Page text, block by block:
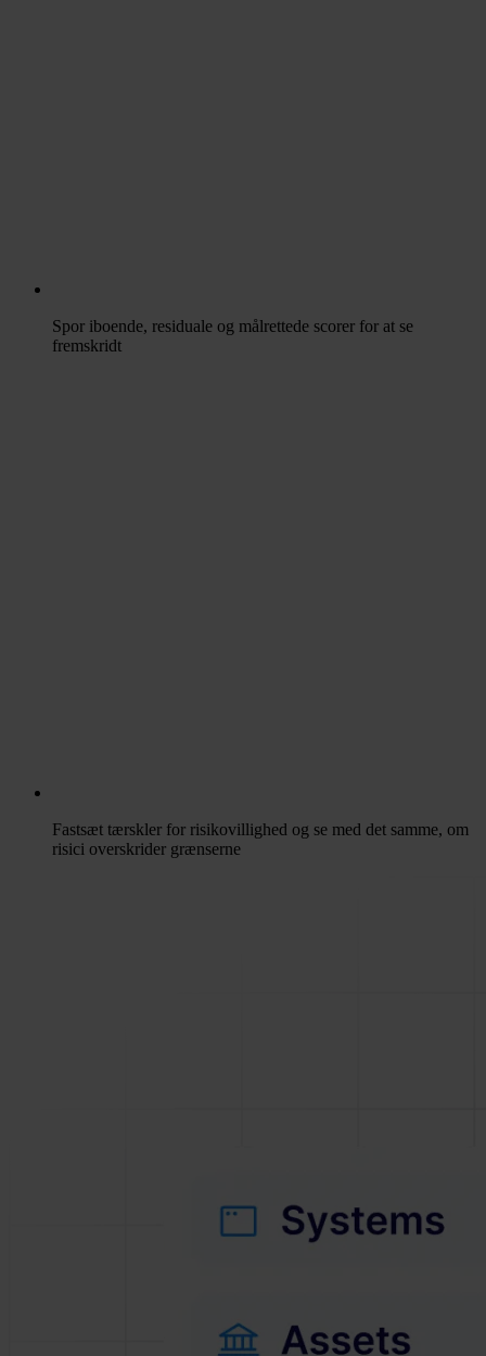
Spor iboende, residuale og målrettede scorer for at se
fremskridt
Fastsæt tærskler for risikovillighed og se med det samme, om
risici overskrider grænserne